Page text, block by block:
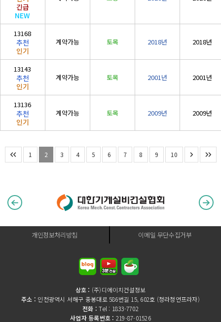
긴급
NEW
13168
추천
인기
계약가능 토목 2018년 2018년
13143
추천
인기
계약가능 토목 2001년 2001년
13136
추천
인기
계약가능 토목 2009년 2009년
1 2 3 4 5 6 7 8 9 10
개인정보처리방침 이메일 무단수집거부
상호 : (주)디에이치건설정보
주소 : 인천광역시 서해구 중봉대로 586번길 15, 602호 (청라청연프라자)
전화 :Tel : 1833-7702
사업자 등록번호 : 219-87-01526